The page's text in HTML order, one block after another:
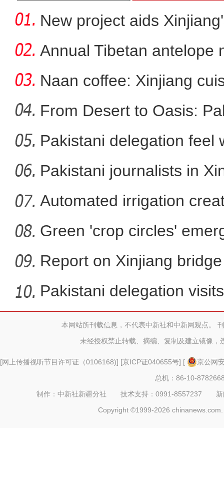
《明月照他乡·山与
New project aids
Annual Tibetan antelope
Naan coffee: Xinjiang
From Desert to Oasis:
Pakistani delegation feel
developm
Pakistani journalists in
Automated irrigation
Green 'crop circles'
Report on Xinjiang
sa
Pakistani delegation
本网站所刊载信息，不代表中新社和中新网观点。
未经授权禁止转载、摘编、复制及建立镜像，
[网上传播视听节目许可证（0106168)] [京ICP证040655号] [
京公网
总机：86-10-
制作：中新社新疆分社 技术支持：0991-8557237
Copyright ©1999-2026